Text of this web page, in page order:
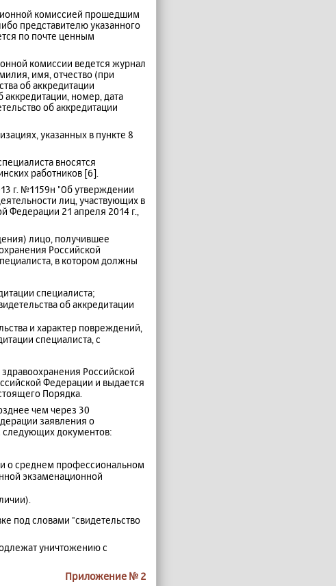
комиссией прошедшим
представителю указанного
по почте ценным
комиссии ведется журнал
имя, отчество (при
об аккредитации
номер, дата
об аккредитации
указанных в пункте 8
вносятся
работников [6].
г. №1159н "Об утверждении
лиц, участвующих в
Федерации 21 апреля 2014 г.,
лицо, получившее
Российской
в котором должны
специалиста;
об аккредитации
и характер повреждений,
специалиста, с
Российской
Федерации и выдается
Порядка.
чем через 30
заявления о
следующих документов:
о среднем профессиональном
экзаменационной
под словами "свидетельство
уничтожению с
Приложение № 2